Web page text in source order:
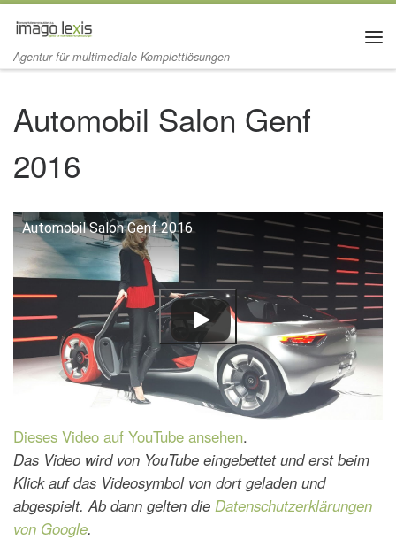
Zum Inhalt springen
Agentur für multimediale Komplettlösungen
Automobil Salon Genf
2016
Automobil Salon Genf 2016
Dieses Video auf YouTube ansehen.
Das Video wird von YouTube eingebettet und erst beim
Klick auf das Videosymbol von dort geladen und
abgespielt. Ab dann gelten die Datenschutzerklärungen
von Google.